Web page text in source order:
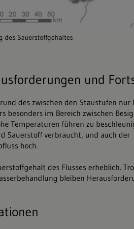
des Sauerstoffgehaltes
und
des zwischen den Staustufen nur
besonders im Bereich zwischen
Temperaturen führen zu
Sauerstoff verbraucht, und auch der
hoch.
des Flusses erheblich.
bleiben